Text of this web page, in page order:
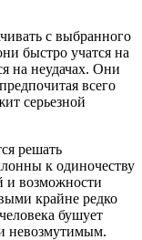
с выбранного
быстро учатся на
на неудачах. Они
всего
серьезной
решать
к одиночеству
и возможности
крайне редко
бушует
невозмутимым.